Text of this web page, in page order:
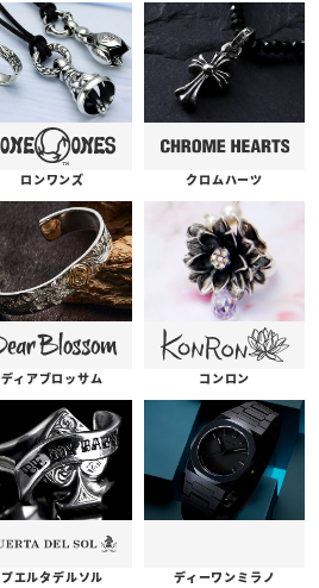
ロンワンズ クロムハーツ
ディアブロッサム コンロン
プエルタデルソル ディーワンミラノ